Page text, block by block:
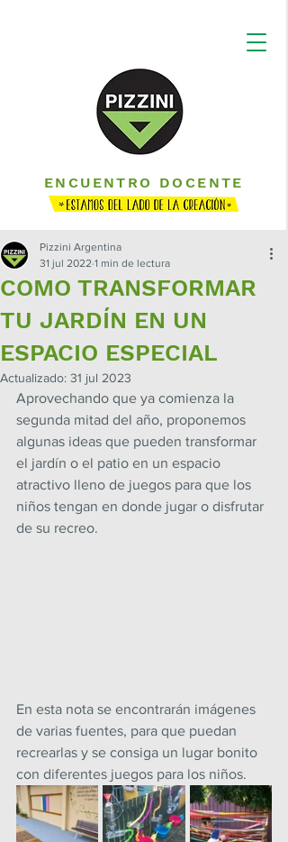
ENCUENTRO DOCENTE
COMO TRANSFORMAR
TU JARDÍN EN UN
ESPACIO ESPECIAL
Pizzini Argentina
31 jul 2022 1 min de lectura
Actualizado: 31 jul 2023
Aprovechando que ya comienza la
segunda mitad del año, proponemos
algunas ideas que pueden transformar
el jardín o el patio en un espacio
atractivo lleno de juegos para que los
niños tengan en donde jugar o disfrutar
de su recreo.
En esta nota se encontrarán imágenes
de varias fuentes, para que puedan
recrearlas y se consiga un lugar bonito
con diferentes juegos para los niños.